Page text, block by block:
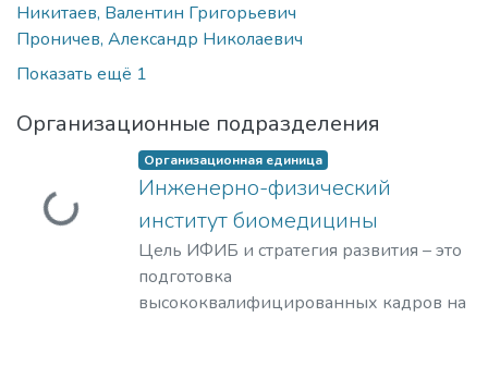
Никитаев, Валентин Григорьевич
Проничев, Александр Николаевич
Показать ещё 1
Организационные подразделения
Загружается...
Организационная единица
Инженерно-физический
институт биомедицины
Цель ИФИБ и стратегия развития – это
подготовка
высококвалифицированных кадров на